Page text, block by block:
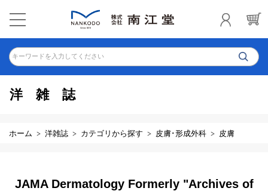
キーワードを入力してください
洋雑誌
ホーム 洋雑誌 カテゴリから探す 皮膚･形成外科 皮膚
JAMA Dermatology Formerly "Archives of